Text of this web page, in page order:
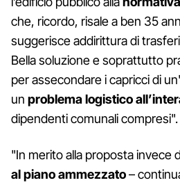
che, ricordo, risale a ben 35
suggerisce addirittura di
Bella soluzione e soprattutto
per assecondare i capricci di
un problema logistico
dipendenti comunali compresi".
"In merito alla proposta invece
al piano ammezzato–